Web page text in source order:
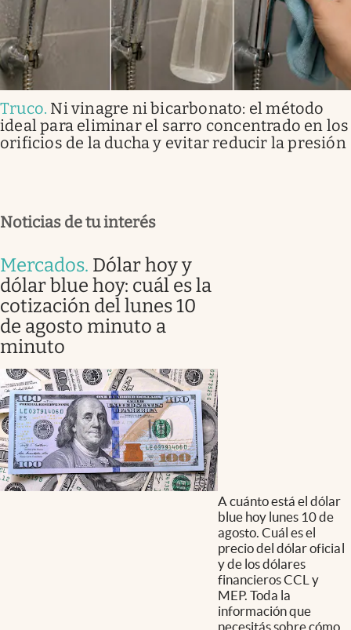
Truco. Ni vinagre ni bicarbonato: el método
ideal para eliminar el sarro concentrado en los
orificios de la ducha y evitar reducir la presión
Noticias de tu interés
Mercados. Dólar hoy y
dólar blue hoy: cuál es la
cotización del lunes 10
de agosto minuto a
minuto
A cuánto está el dólar
blue hoy lunes 10 de
agosto. Cuál es el
precio del dólar oficial
y de los dólares
financieros CCL y
MEP. Toda la
información que
necesitás sobre cómo